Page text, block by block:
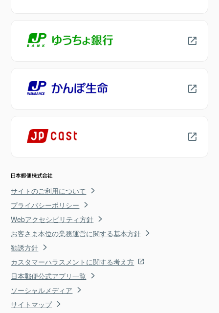
サイトのご利用について
プライバシーポリシー
Webアクセシビリティ方針
お客さま本位の業務運営に関する基本方針
勧誘方針
カスタマーハラスメントに関する考え方
日本郵便公式アプリ一覧
ソーシャルメディア
サイトマップ